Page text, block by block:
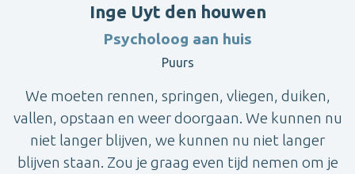
Inge Uyt den houwen
Psycholoog aan huis
Puurs
We moeten rennen, springen, vliegen, duiken,
vallen, opstaan en weer doorgaan. We kunnen nu
niet langer blijven, we kunnen nu niet langer
blijven staan. Zou je graag even tijd nemen om je